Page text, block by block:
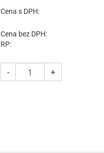
Cena s DPH:
Cena bez DPH:
RP:
- +